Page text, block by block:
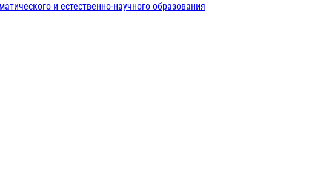
и естественно-научного образования